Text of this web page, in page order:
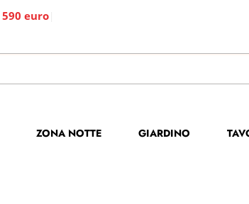
590 euro
il
ZONA NOTTE GIARDINO